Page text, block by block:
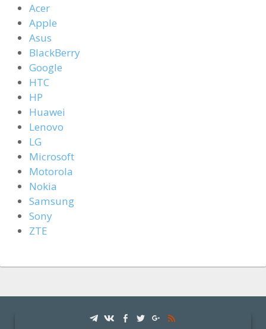
Acer
Apple
Asus
BlackBerry
Google
HTC
HP
Huawei
Lenovo
LG
Microsoft
Motorola
Nokia
Samsung
Sony
ZTE